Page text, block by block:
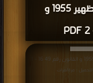
كتاب الكراء التجاري بين ظهير 1955 و
| التحميل : مرة/مرات